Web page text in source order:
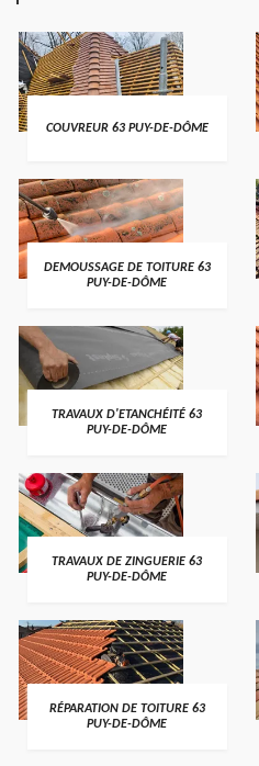
COUVREUR 63 PUY-DE-DÔME
DEMOUSSAGE DE TOITURE 63
PUY-DE-DÔME
TRAVAUX D'ETANCHÉITÉ 63
PUY-DE-DÔME
TRAVAUX DE ZINGUERIE 63
PUY-DE-DÔME
RÉPARATION DE TOITURE 63
PUY-DE-DÔME